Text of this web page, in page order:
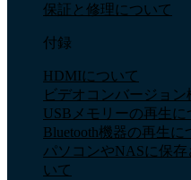
保証と修理について
付録
HDMIについて
ビデオコンバージョン
USBメモリーの再生に
Bluetooth機器の再生に
パソコンやNASに保
いて